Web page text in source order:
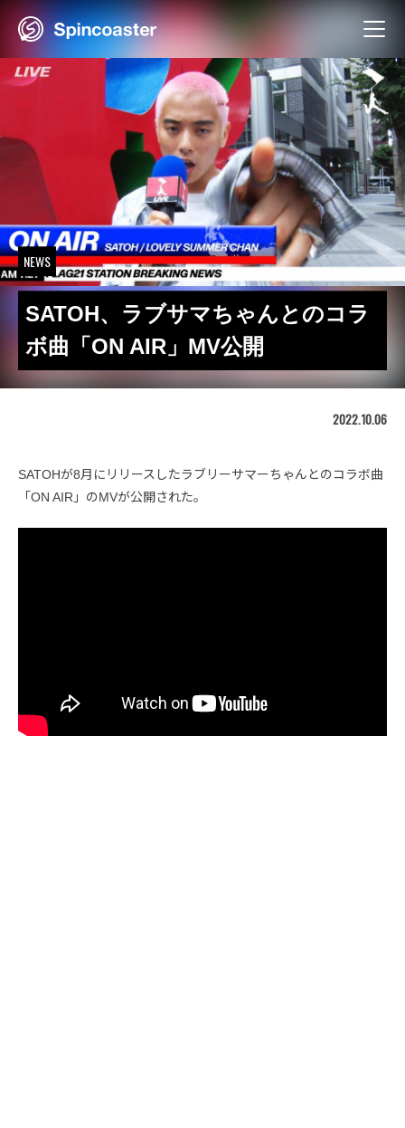
NEWS
SATOH、ラブサマちゃんとのコラ
ボ曲「ON AIR」MV公開
2022.10.06
SATOHが8月にリリースしたラブリーサマーちゃんとのコラボ曲
「ON AIR」のMVが公開された。